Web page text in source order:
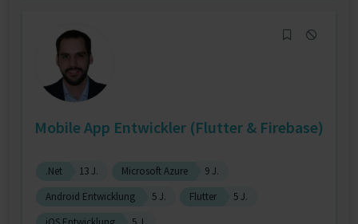
Mobile App Entwickler (Flutter & Firebase)
.Net 13 J. Microsoft Azure
9 J.
Android Entwicklung
5 J. Flutter
5 J.